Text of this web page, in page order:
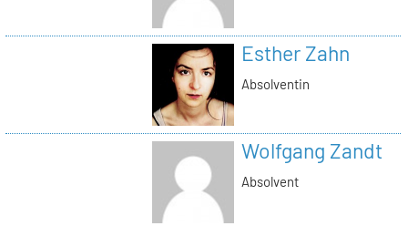
Esther Zahn
Absolventin
Wolfgang Zandt
Absolvent